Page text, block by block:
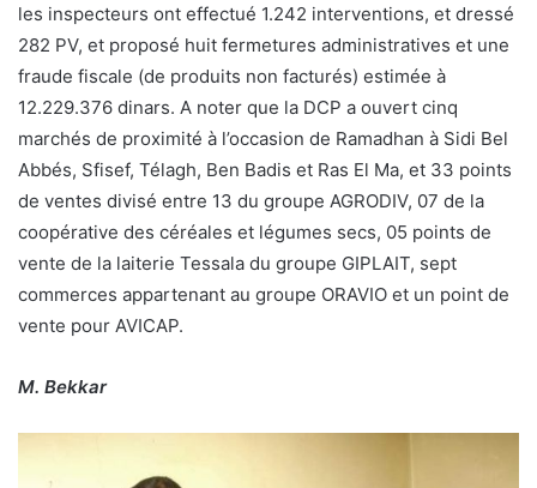
les inspecteurs ont effectué 1.242 interventions, et dressé
282 PV, et proposé huit fermetures administratives et une
fraude fiscale (de produits non facturés) estimée à
12.229.376 dinars. A noter que la DCP a ouvert cinq
marchés de proximité à l’occasion de Ramadhan à Sidi Bel
Abbés, Sfisef, Télagh, Ben Badis et Ras El Ma, et 33 points
de ventes divisé entre 13 du groupe AGRODIV, 07 de la
coopérative des céréales et légumes secs, 05 points de
vente de la laiterie Tessala du groupe GIPLAIT, sept
commerces appartenant au groupe ORAVIO et un point de
vente pour AVICAP.
M. Bekkar